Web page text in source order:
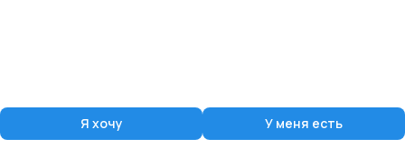
Я хочу У меня есть